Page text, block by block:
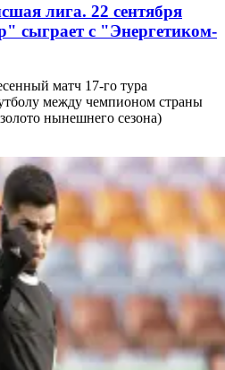
лига. 22 сентября
сыграет с "Энергетиком-
матч 17-го тура
между чемпионом страны
нынешнего сезона)